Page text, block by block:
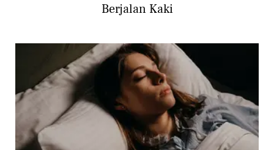
Berjalan Kaki